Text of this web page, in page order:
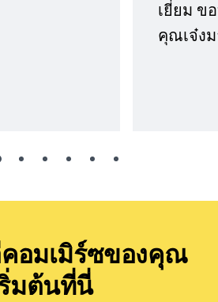
เยี่ยม ข
คุณเจ๋ง
อมเมิร์ซของคุณ
มต้นที่นี่